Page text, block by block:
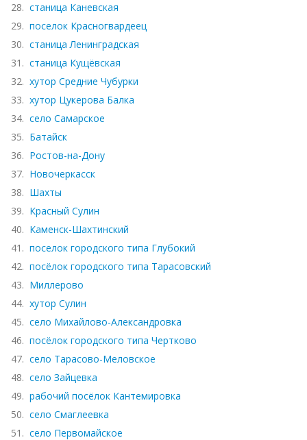
28. станица Каневская
29. поселок Красногвардеец
30. станица Ленинградская
31. станица Кущёвская
32. хутор Средние Чубурки
33. хутор Цукерова Балка
34. село Самарское
35. Батайск
36. Ростов-на-Дону
37. Новочеркасск
38. Шахты
39. Красный Сулин
40. Каменск-Шахтинский
41. поселок городского типа Глубокий
42. посёлок городского типа Тарасовский
43. Миллерово
44. хутор Сулин
45. село Михайлово-Александровка
46. посёлок городского типа Чертково
47. село Тарасово-Меловское
48. село Зайцевка
49. рабочий посёлок Кантемировка
50. село Смаглеевка
51. село Первомайское